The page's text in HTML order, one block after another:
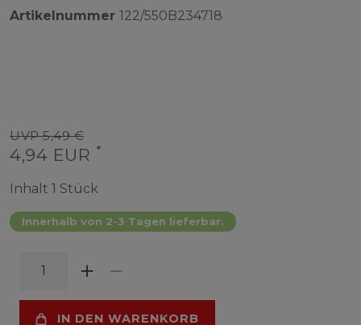
Artikelnummer 122/550B234718
UVP 5,49 €
4,94 EUR *
Inhalt 1 Stück
Innerhalb von 2-3 Tagen lieferbar.
IN DEN WARENKORB